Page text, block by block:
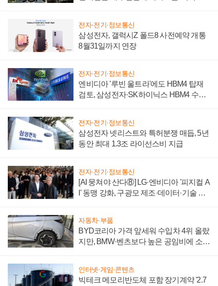
전자·전기·정보통신
삼성전자, 갤럭시Z 폴드8 사전예약 개통
8월31일까지 연장
전자·전기·정보통신
엔비디아 '루빈 울트라'에도 HBM4 탑재
검토, 삼성전자·SK하이닉스 HBM4 수율
전자·전기·정보통신
삼성전자 넷리스트와 특허분쟁 매듭, 5년
동안 최대 1.3조 라이선스비 지급
전자·전기·정보통신
[AI 뭉쳐야 산다⑧] LG·엔비디아 '피지컬 A
I' 동맹 강화, 구광모 제조·데이터·기술 결
자동차·부품
BYD코리아 가격 앞세워 수입차 4위 올랐
지만, BMW·벤츠보다 높은 공임비에 소비
인터넷·게임·콘텐츠
빅테크 메모리반도체 포함 장기계약 '2.7